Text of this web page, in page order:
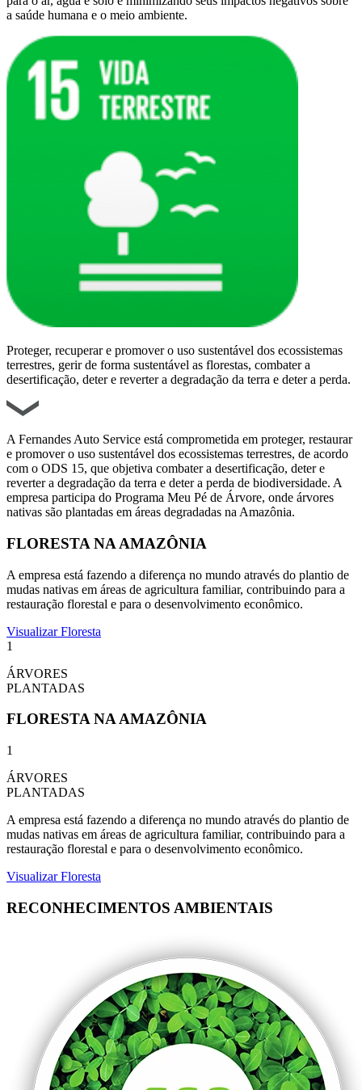
a saúde humana e o meio ambiente.
Proteger, recuperar e promover o uso sustentável dos ecossistemas
terrestres, gerir de forma sustentável as florestas, combater a
desertificação, deter e reverter a degradação da terra e deter a perda.
A Fernandes Auto Service está comprometida em proteger, restaurar
e promover o uso sustentável dos ecossistemas terrestres, de acordo
com o ODS 15, que objetiva combater a desertificação, deter e
reverter a degradação da terra e deter a perda de biodiversidade. A
empresa participa do Programa Meu Pé de Árvore, onde árvores
nativas são plantadas em áreas degradadas na Amazônia.
FLORESTA NA AMAZÔNIA
A empresa está fazendo a diferença no mundo através do plantio de
mudas nativas em áreas de agricultura familiar, contribuindo para a
restauração florestal e para o desenvolvimento econômico.
Visualizar Floresta
1
ÁRVORES
PLANTADAS
FLORESTA NA AMAZÔNIA
1
ÁRVORES
PLANTADAS
A empresa está fazendo a diferença no mundo através do plantio de
mudas nativas em áreas de agricultura familiar, contribuindo para a
restauração florestal e para o desenvolvimento econômico.
Visualizar Floresta
RECONHECIMENTOS AMBIENTAIS